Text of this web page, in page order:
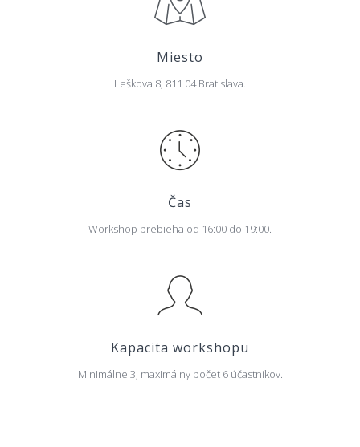
Miesto
Leškova 8, 811 04 Bratislava.
Čas
Workshop prebieha od 16:00 do 19:00.
Kapacita workshopu
Minimálne 3, maximálny počet 6 účastníkov.